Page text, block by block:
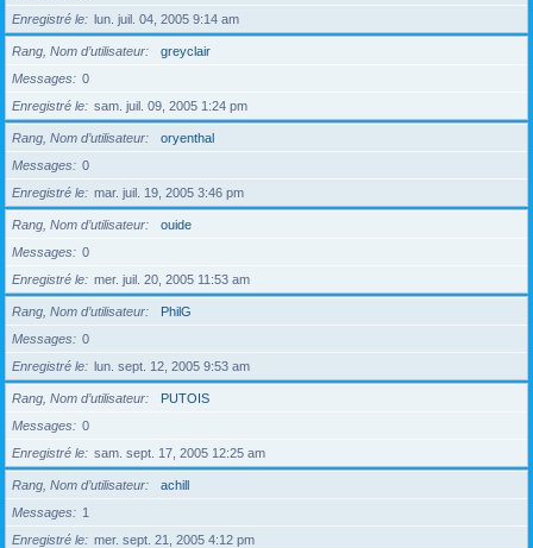
Enregistré le
lun. juil. 04, 2005 9:14 am
Rang, Nom d’utilisateur
greyclair
Messages
0
Enregistré le
sam. juil. 09, 2005 1:24 pm
Rang, Nom d’utilisateur
oryenthal
Messages
0
Enregistré le
mar. juil. 19, 2005 3:46 pm
Rang, Nom d’utilisateur
ouide
Messages
0
Enregistré le
mer. juil. 20, 2005 11:53 am
Rang, Nom d’utilisateur
PhilG
Messages
0
Enregistré le
lun. sept. 12, 2005 9:53 am
Rang, Nom d’utilisateur
PUTOIS
Messages
0
Enregistré le
sam. sept. 17, 2005 12:25 am
Rang, Nom d’utilisateur
achill
Messages
1
Enregistré le
mer. sept. 21, 2005 4:12 pm